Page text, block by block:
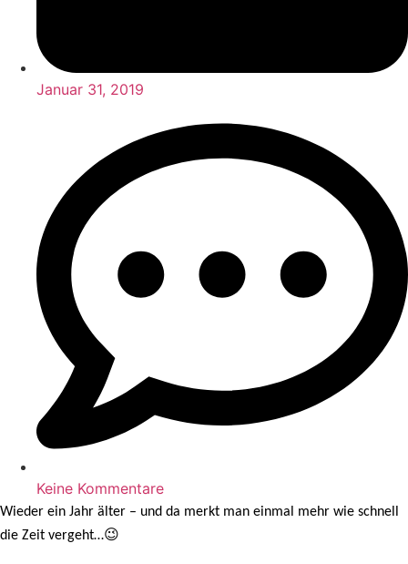
Januar 31, 2019
Keine Kommentare
Wieder ein Jahr älter – und da merkt man einmal mehr wie schnell
die Zeit vergeht…😉